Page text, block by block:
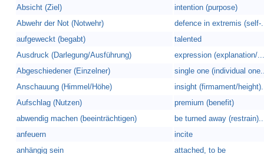
Absicht (Ziel)
intention (purpose)
Abwehr der Not (Notwehr)
defence in extremis (self-
aufgeweckt (begabt)
talented
Ausdruck (Darlegung/Ausführung)
expression (explanation/...
Abgeschiedener (Einzelner)
single one (individual
Anschauung (Himmel/Höhe)
insight (firmament/
Aufschlag (Nutzen)
premium (benefit)
abwendig machen (beeinträchtigen)
be turned away
anfeuern
incite
anhängig sein
attached, to be